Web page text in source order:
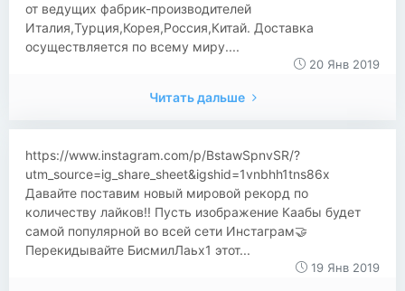
от ведущих фабрик-производителей
Италия,Турция,Корея,Россия,Китай. Доставка
осуществляется по всему миру....
20 Янв 2019
Читать дальше
https://www.instagram.com/p/BstawSpnvSR/?
utm_source=ig_share_sheet&igshid=1vnbhh1tns86x
Давайте поставим новый мировой рекорд по
количеству лайков!! Пусть изображение Каабы будет
самой популярной во всей сети Инстаграм🤝
Перекидывайте БисмилЛаьх1 этот...
19 Янв 2019